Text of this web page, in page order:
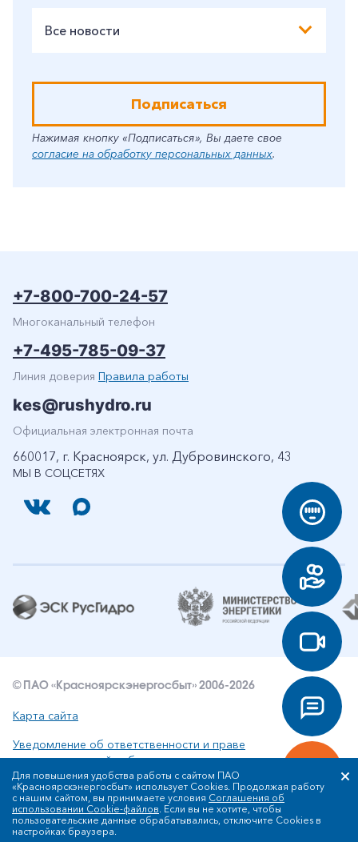
Все новости
Подписаться
Нажимая кнопку «Подписаться», Вы даете свое
согласие на обработку персональных данных.
МЫ В СОЦСЕТЯХ
+7-800-700-24-57
Многоканальный телефон
+7-495-785-09-37
Линия доверия Правила работы
kes@rushydro.ru
Официальная электронная почта
660017, г. Красноярск, ул. Дубровинского, 43
© ПАО «Красноярскэнергосбыт» 2006-2026
Карта сайта
Уведомление об ответственности и праве
интеллектуальной собственности
Политика ПАО «Красноярскэнергосбыт» в отношении
обработки персональных данных
Для повышения удобства работы с сайтом ПАО
«Красноярскэнергосбыт» использует Cookies. Продолжая работу
с нашим сайтом, вы принимаете условия Соглашения об
использовании Cookie-файлов. Если вы не хотите, чтобы
пользовательские данные обрабатывались, отключите Cookies в
настройках браузера.